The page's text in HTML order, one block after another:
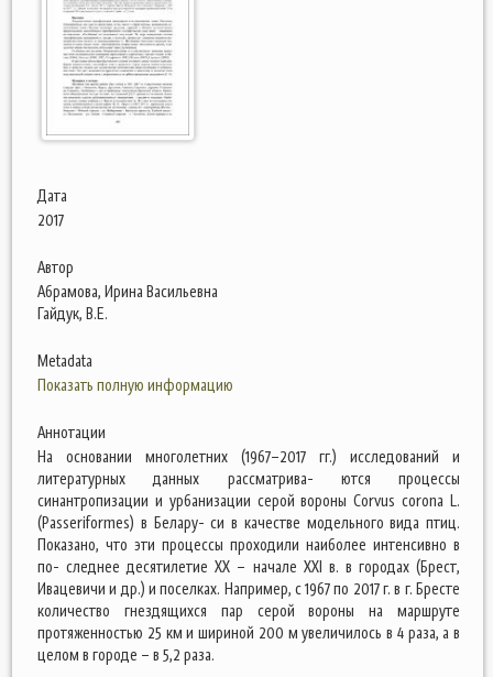
Дата
2017
Автор
Абрамова, Ирина Васильевна
Гайдук, В.Е.
Metadata
Показать полную информацию
Аннотации
На основании многолетних (1967–2017 гг.) исследований и
литературных данных рассматрива- ются процессы
синантропизации и урбанизации серой вороны Corvus corona L.
(Passeriformes) в Белару- си в качестве модельного вида птиц.
Показано, что эти процессы проходили наиболее интенсивно в
по- следнее десятилетие ХХ – начале ХХI в. в городах (Брест,
Ивацевичи и др.) и поселках. Например, с 1967 по 2017 г. в г. Бресте
количество гнездящихся пар серой вороны на маршруте
протяженностью 25 км и шириной 200 м увеличилось в 4 раза, а в
целом в городе – в 5,2 раза.